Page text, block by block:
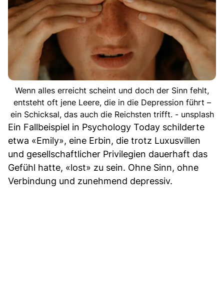
Wenn alles erreicht scheint und doch der Sinn fehlt,
entsteht oft jene Leere, die in die Depression führt –
ein Schicksal, das auch die Reichsten trifft. - unsplash
Ein Fallbeispiel in Psychology Today schilderte
etwa «Emily», eine Erbin, die trotz Luxusvillen
und gesellschaftlicher Privilegien dauerhaft das
Gefühl hatte, «lost» zu sein. Ohne Sinn, ohne
Verbindung und zunehmend depressiv.